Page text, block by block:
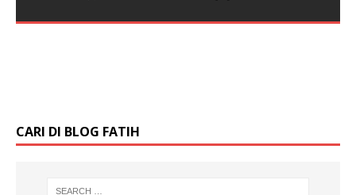
Expressing Gratitude adalah ungkapan terima kasih
CARI DI BLOG FATIH